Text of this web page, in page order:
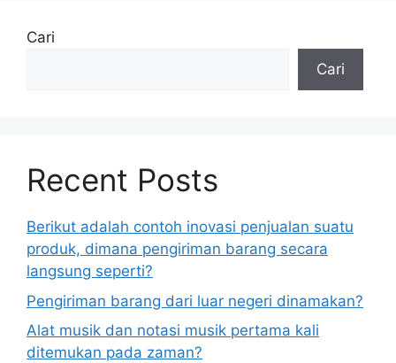
Cari
Cari
Recent Posts
Berikut adalah contoh inovasi penjualan suatu
produk, dimana pengiriman barang secara
langsung seperti?
Pengiriman barang dari luar negeri dinamakan?
Alat musik dan notasi musik pertama kali
ditemukan pada zaman?